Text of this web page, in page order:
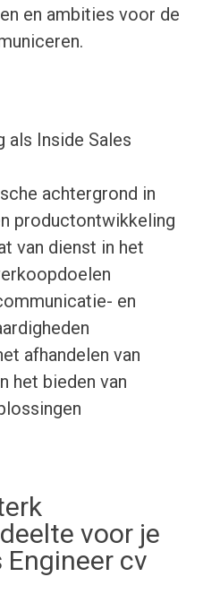
en ambities voor de
als Inside Sales
achtergrond in
productontwikkeling
van dienst in het
en
afhandelen van
het bieden van
voor je
Engineer cv